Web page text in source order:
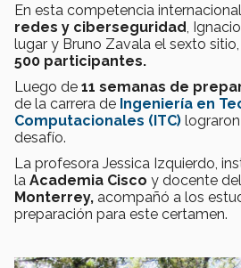
En esta competencia internacional
redes y ciberseguridad ,
lugar y Bruno Zavala el sexto
500 participantes.
Luego de 11 semanas de
de la carrera de Ingeniería en
Computacionales (ITC)
desafío.
La profesora Jessica Izquierdo,
la Academia Cisco y docente del
Monterrey, acompañó a los
preparación para este certamen.